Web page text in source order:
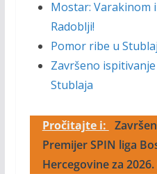
Mostar: Varakinom
Radoblji!
Pomor ribe u
Završeno
Stublaja
Pročitajte i:
Premijer SPIN liga
Hercegovine za